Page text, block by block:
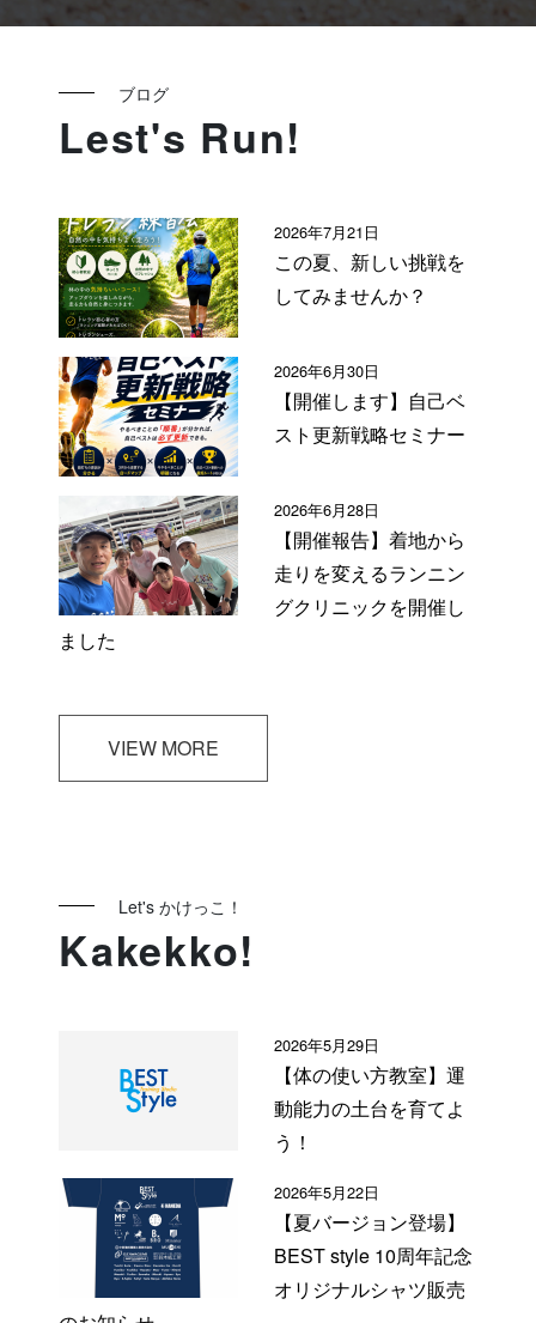
ブログ
Lest's Run!
2026年7月21日
この夏、新しい挑戦を
してみませんか？
2026年6月30日
【開催します】自己ベ
スト更新戦略セミナー
2026年6月28日
【開催報告】着地から
走りを変えるランニン
グクリニックを開催し
ました
VIEW MORE
Let's かけっこ！
Kakekko!
2026年5月29日
【体の使い方教室】運
動能力の土台を育てよ
う！
2026年5月22日
【夏バージョン登場】
BEST style 10周年記念
オリジナルシャツ販売